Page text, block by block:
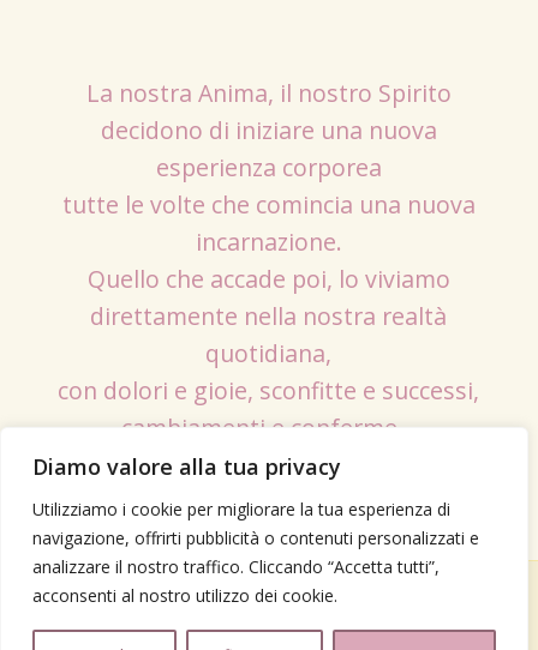
Diamo valore alla tua privacy
Utilizziamo i cookie per migliorare la tua esperienza di
navigazione, offrirti pubblicità o contenuti personalizzati e
analizzare il nostro traffico. Cliccando “Accetta tutti”,
acconsenti al nostro utilizzo dei cookie.
La nostra Anima, il nostro Spirito
decidono di iniziare una nuova
esperienza corporea
tutte le volte che comincia una nuova
incarnazione.
Quello che accade poi, lo viviamo
direttamente nella nostra realtà
quotidiana,
con dolori e gioie, sconfitte e successi,
cambiamenti e conferme…
© Copyright - laforzadelcontatto Daniela Pasino – P.IVA: 03901230130 –
Attività disciplinata dalla legge 4/2013 -